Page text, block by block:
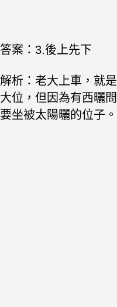
答案：3.後上先下
解析：老大上車，就
大位，但因為有西曬
要坐被太陽曬的位子。